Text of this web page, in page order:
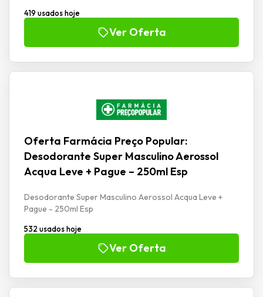
419 usados hoje
Ver Oferta
Oferta Farmácia Preço Popular:
Desodorante Super Masculino Aerossol
Acqua Leve + Pague – 250ml Esp
Desodorante Super Masculino Aerossol Acqua Leve +
Pague - 250ml Esp
532 usados hoje
Ver Oferta